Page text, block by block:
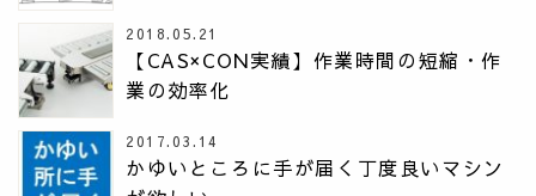
2018.05.21
【CAS×CON実績】作業時間の短縮・作
業の効率化
2017.03.14
かゆいところに手が届く丁度良いマシン